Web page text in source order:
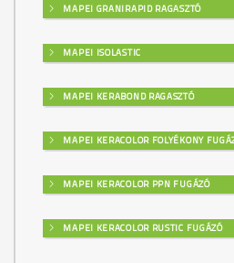
MAPEI GRANIRAPID RAGASZTÓ
MAPEI ISOLASTIC
MAPEI KERABOND RAGASZTÓ
MAPEI KERACOLOR FOLYÉKONY
MAPEI KERACOLOR PPN FUGÁZÓ
MAPEI KERACOLOR RUSTIC FUGÁZÓ